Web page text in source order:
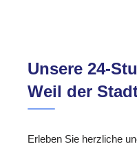
Unsere 24-
Weil der
Erleben Sie herzliche